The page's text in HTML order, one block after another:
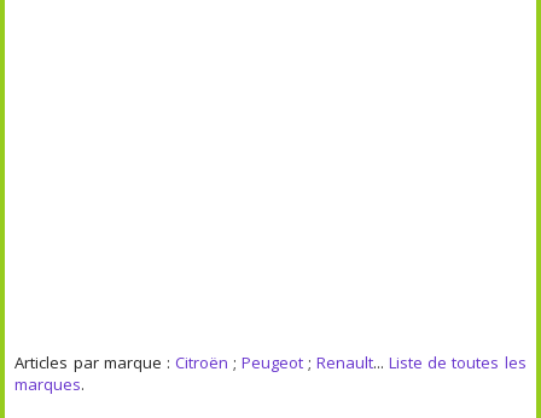
Articles par marque : Citroën ; Peugeot ;Renault...Liste de toutes les
marques.